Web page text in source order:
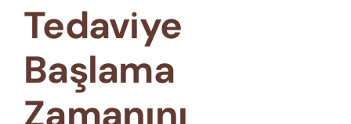
Tedaviye
Başlama